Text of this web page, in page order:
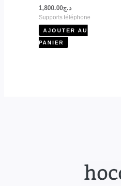
د.ج1,800.00
Supports téléphone
AJOUTER AU
PANIER